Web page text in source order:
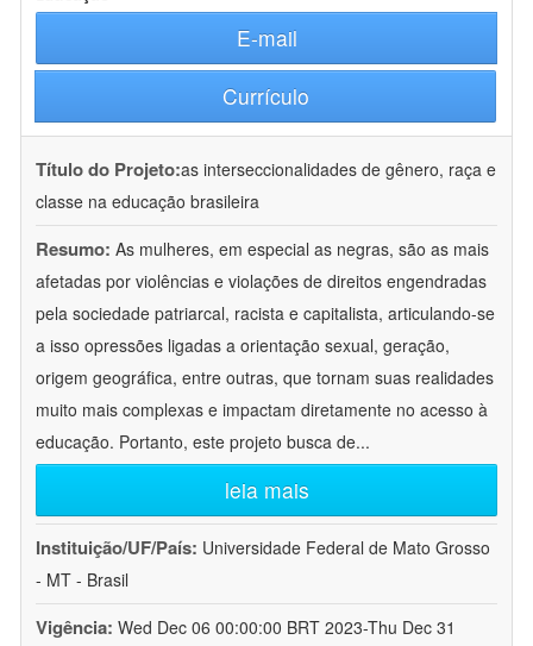
E-mail
Currículo
Título do Projeto:as interseccionalidades de gênero, raça e
classe na educação brasileira
Resumo: As mulheres, em especial as negras, são as mais
afetadas por violências e violações de direitos engendradas
pela sociedade patriarcal, racista e capitalista, articulando-se
a isso opressões ligadas a orientação sexual, geração,
origem geográfica, entre outras, que tornam suas realidades
muito mais complexas e impactam diretamente no acesso à
educação. Portanto, este projeto busca de...
leia mais
Instituição/UF/País: Universidade Federal de Mato Grosso
- MT - Brasil
Vigência: Wed Dec 06 00:00:00 BRT 2023-Thu Dec 31